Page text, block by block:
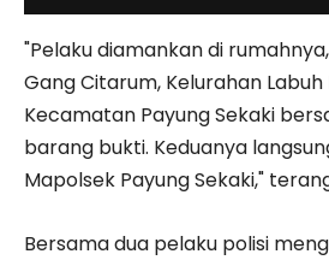
"Pelaku diamankan di
Gang Citarum, Kelurahan Labuh
Kecamatan Payung Sekaki
barang bukti. Keduanya
Mapolsek Payung Sekaki,"
Bersama dua pelaku polisi